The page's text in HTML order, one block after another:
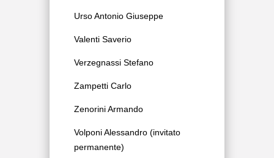
Urso Antonio Giuseppe
Valenti Saverio
Verzegnassi Stefano
Zampetti Carlo
Zenorini Armando
Volponi Alessandro (invitato
permanente)